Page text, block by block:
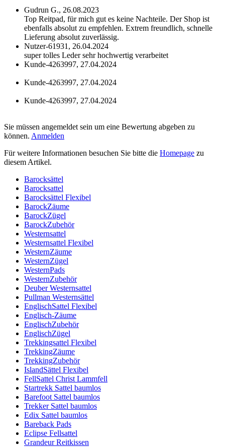
Gudrun G., 26.08.2023
Top Reitpad, für mich gut es keine Nachteile. Der Shop ist
ebenfalls absolut zu empfehlen. Extrem freundlich, schnelle
Lieferung absolut zuverlässig.
Nutzer-61931, 26.04.2024
super tolles Leder sehr hochwertig verarbeitet
Kunde-4263997, 27.04.2024
Kunde-4263997, 27.04.2024
Kunde-4263997, 27.04.2024
Sie müssen angemeldet sein um eine Bewertung abgeben zu
können. Anmelden
Für weitere Informationen besuchen Sie bitte die Homepage zu
diesem Artikel.
Barocksättel
Barocksattel
Barocksättel Flexibel
BarockZäume
BarockZügel
BarockZubehör
Westernsattel
Westernsattel Flexibel
WesternZäume
WesternZügel
WesternPads
WesternZubehör
Deuber Westernsattel
Pullman Westernsättel
EnglischSattel Flexibel
Englisch-Zäume
EnglischZubehör
EnglischZügel
Trekkingsattel Flexibel
TrekkingZäume
TrekkingZubehör
IslandSättel Flexibel
FellSattel Christ Lammfell
Startrekk Sattel baumlos
Barefoot Sattel baumlos
Trekker Sattel baumlos
Edix Sattel baumlos
Bareback Pads
Eclipse Fellsattel
Grandeur Reitkissen